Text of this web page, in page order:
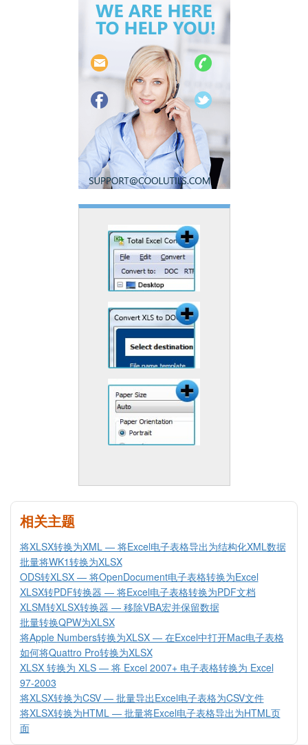
相关主题
将XLSX转换为XML — 将Excel电子表格导出为结构化XML数据
批量将WK1转换为XLSX
ODS转XLSX — 将OpenDocument电子表格转换为Excel
XLSX转PDF转换器 — 将Excel电子表格转换为PDF文档
XLSM转XLSX转换器 — 移除VBA宏并保留数据
批量转换QPW为XLSX
将Apple Numbers转换为XLSX — 在Excel中打开Mac电子表格
如何将Quattro Pro转换为XLSX
XLSX 转换为 XLS — 将 Excel 2007+ 电子表格转换为 Excel
97-2003
将XLSX转换为CSV — 批量导出Excel电子表格为CSV文件
将XLSX转换为HTML — 批量将Excel电子表格导出为HTML页
面